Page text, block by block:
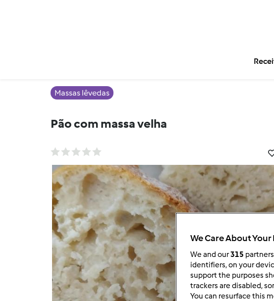
Massas lêvedas
Pão com massa velha
We Care About
We and our315
identifiers, on your
support the purposes
trackers are disabled,
You can resurface this